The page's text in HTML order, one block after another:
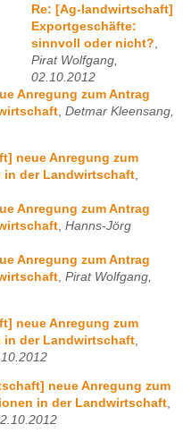
Re: [Ag-landwirtschaft]
Exportgeschäfte:
sinnvoll oder nicht?,
Pirat Wolfgang,
02.10.2012
Anregung zum Antrag
, Detmar Kleensang,
neue Anregung zum
in der Landwirtschaft
Anregung zum Antrag
Hanns-Jörg
Anregung zum Antrag
Pirat Wolfgang,
neue Anregung zum
in der Landwirtschaft
neue Anregung zum
in der Landwirtschaft,